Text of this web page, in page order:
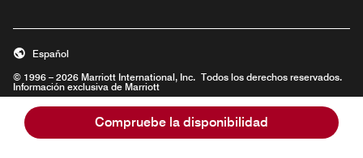
Compruebe la disponibilidad
© 1996 – 2026 Marriott International, Inc. Todos los derechos reservados.
Información exclusiva de Marriott
Español
Oportunidades de empleo Abre una ventana nueva
Condiciones de uso
Términos y condiciones del programa
Centro de privacidad